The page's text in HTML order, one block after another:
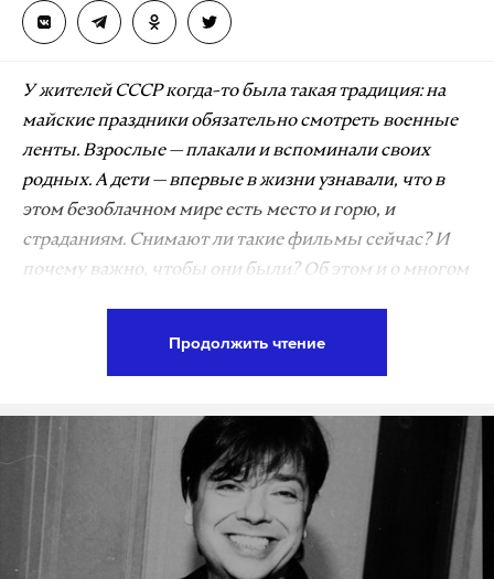
У жителей СССР когда-то была такая традиция: на
майские праздники обязательно смотреть военные
ленты. Взрослые — плакали и вспоминали своих
родных. А дети — впервые в жизни узнавали, что в
этом безоблачном мире есть место и горю, и
страданиям. Снимают ли такие фильмы сейчас? И
почему важно, чтобы они были? Об этом и о многом
— Олег Григорьевич, в эти праздничные дни с
особенной ностальгией вспоминаются
старые фильмы о войне. И особенно картины
вашего учителя, режиссера Юрия Озерова —
«Освобождение» и «Сталинград». А каким он
был? И как так получилось, что ваш
Продолжить чтение